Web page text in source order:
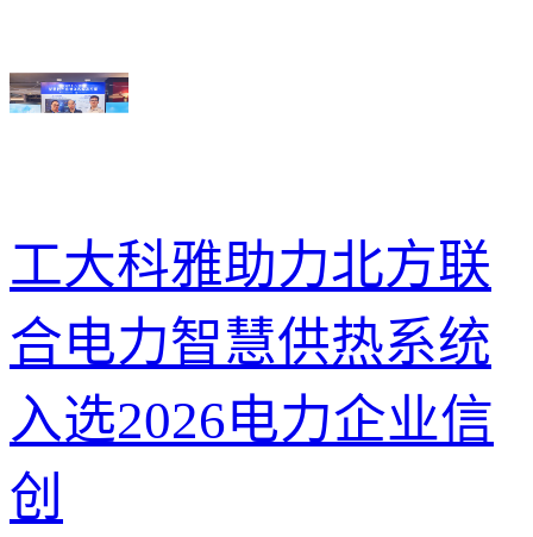
工大科雅助力北方联
合电力智慧供热系统
入选2026电力企业信
创